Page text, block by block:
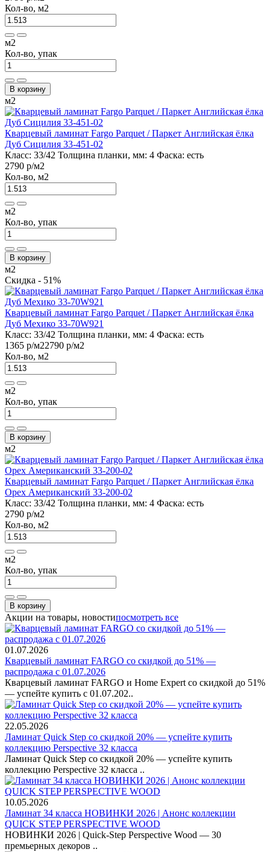
Кол-во, м2
м2
Кол-во, упак
В корзину
м2
Кварцевый ламинат Fargo Parquet / Паркет Английская ёлка
Дуб Сицилия 33-451-02
Класс: 33/42 Толщина планки, мм: 4 Фаска: есть
2790 р/м2
Кол-во, м2
м2
Кол-во, упак
В корзину
м2
Скидка - 51%
Кварцевый ламинат Fargo Parquet / Паркет Английская ёлка
Дуб Мехико 33-70W921
Класс: 33/42 Толщина планки, мм: 4 Фаска: есть
1365 р/м22790 р/м2
Кол-во, м2
м2
Кол-во, упак
В корзину
м2
Кварцевый ламинат Fargo Parquet / Паркет Английская ёлка
Орех Американский 33-200-02
Класс: 33/42 Толщина планки, мм: 4 Фаска: есть
2790 р/м2
Кол-во, м2
м2
Кол-во, упак
В корзину
Акции на товары, новостипосмотреть все
01.07.2026
Кварцевый ламинат FARGO со скидкой до 51% —
распродажа с 01.07.2026
Кварцевый ламинат FARGO и Home Expert со скидкой до 51%
— успейте купить с 01.07.202..
22.05.2026
Ламинат Quick Step со скидкой 20% — успейте купить
коллекцию Perspective 32 класса
Ламинат Quick Step со скидкой 20% — успейте купить
коллекцию Perspective 32 класса ..
10.05.2026
Ламинат 34 класса НОВИНКИ 2026 | Анонс коллекции
QUICK STEP PERSPECTIVE WOOD
НОВИНКИ 2026 | Quick-Step Perspective Wood — 30
премьерных декоров ..